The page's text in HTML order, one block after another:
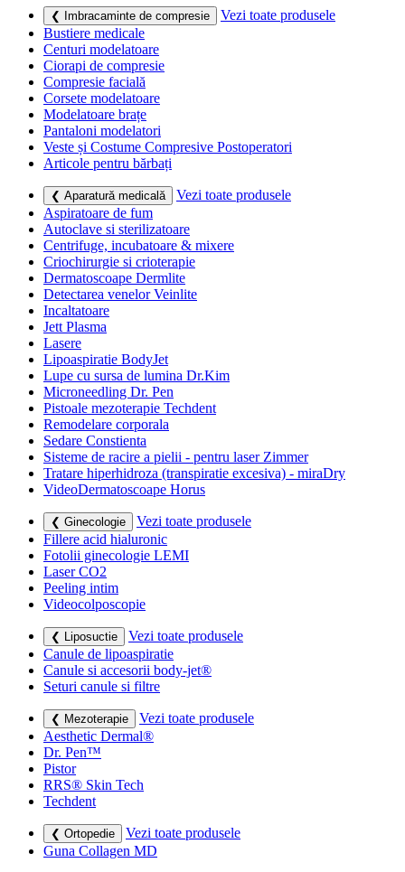
❮ Imbracaminte de compresie
Vezi toate produsele
Bustiere medicale
Centuri modelatoare
Ciorapi de compresie
Compresie facială
Corsete modelatoare
Modelatoare brațe
Pantaloni modelatori
Veste și Costume Compresive Postoperatori
Articole pentru bărbați
❮ Aparatură medicală
Vezi toate produsele
Aspiratoare de fum
Autoclave si sterilizatoare
Centrifuge, incubatoare & mixere
Criochirurgie si crioterapie
Dermatoscoape Dermlite
Detectarea venelor Veinlite
Incaltatoare
Jett Plasma
Lasere
Lipoaspiratie BodyJet
Lupe cu sursa de lumina Dr.Kim
Microneedling Dr. Pen
Pistoale mezoterapie Techdent
Remodelare corporala
Sedare Constienta
Sisteme de racire a pielii - pentru laser Zimmer
Tratare hiperhidroza (transpiratie excesiva) - miraDry
VideoDermatoscoape Horus
❮ Ginecologie
Vezi toate produsele
Fillere acid hialuronic
Fotolii ginecologie LEMI
Laser CO2
Peeling intim
Videocolposcopie
❮ Liposuctie
Vezi toate produsele
Canule de lipoaspiratie
Canule si accesorii body-jet®
Seturi canule si filtre
❮ Mezoterapie
Vezi toate produsele
Aesthetic Dermal®
Dr. Pen™
Pistor
RRS® Skin Tech
Techdent
❮ Ortopedie
Vezi toate produsele
Guna Collagen MD